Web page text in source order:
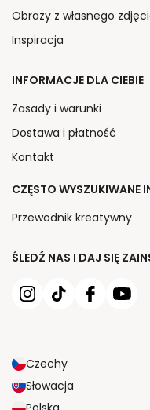
ŚLEDŹ NAS I DAJ SIĘ
Czechy
Słowacja
Obrazy z własnego
Inspiracja
INFORMACJE DLA CIEBIE
Zasady i warunki
Dostawa i płatność
Kontakt
CZĘSTO WYSZUKIWANE
Przewodnik kreatywny